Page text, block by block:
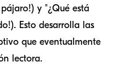
y "¿Qué está
Esto desarrolla las
que eventualmente
lectora.